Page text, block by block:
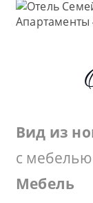
Вид из
с
Мебель